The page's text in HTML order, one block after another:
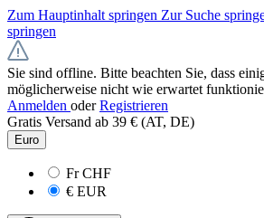
Zum Hauptinhalt springen Zur Suche
springen
Sie sind offline. Bitte beachten Sie, dass
möglicherweise nicht wie erwartet
Anmelden oder Registrieren
Gratis Versand ab 39 € (AT, DE)
Euro
FrCHF
€ EUR